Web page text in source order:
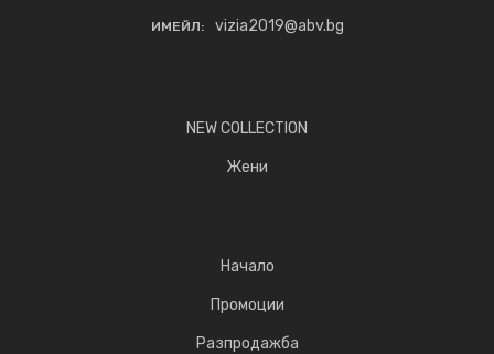
ИМЕЙЛ: vizia2019@abv.bg
NEW COLLECTION
Жени
Начало
Промоции
Разпродажба